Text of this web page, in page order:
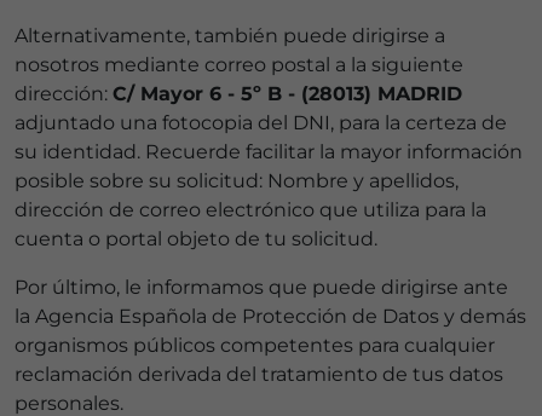
Alternativamente, también puede dirigirse a
nosotros mediante correo postal a la siguiente
dirección: C/ Mayor 6 - 5º B - (28013) MADRID
adjuntado una fotocopia del DNI, para la certeza de
su identidad. Recuerde facilitar la mayor información
posible sobre su solicitud: Nombre y apellidos,
dirección de correo electrónico que utiliza para la
cuenta o portal objeto de tu solicitud.
Por último, le informamos que puede dirigirse ante
la Agencia Española de Protección de Datos y demás
organismos públicos competentes para cualquier
reclamación derivada del tratamiento de tus datos
personales.